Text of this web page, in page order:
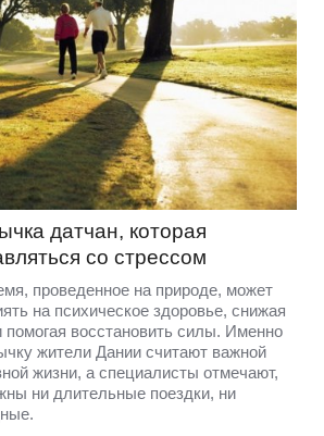
датчан, которая
со стрессом
проведенное на природе, может
на психическое здоровье, снижая
помогая восстановить силы. Именно
жители Дании считают важной
жизни, а специалисты отмечают,
ни длительные поездки, ни